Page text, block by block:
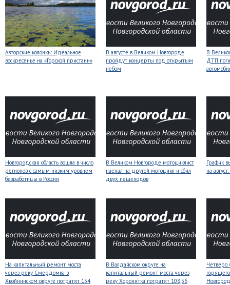
Авторские колонки: Идеальное
воскресенье на «Горской пристани»
В августе в Великом Новгороде
пройдут концерты под открытым
небом
В
ДТП
Новгородская область вошла в число
регионов с самым низким уровнем
безработицы в России
В Великом Новгороде мотоциклист
наехал на другой мотоцикл и сбил
двух пешеходов
График
на
На капитальный ремонт моста
через реку Смердомка в
Хвойнинском округе потратят 154
В Валдайском округе на
капитальный ремонт моста через
реку Хоронятка потратят 108,56
Четверо